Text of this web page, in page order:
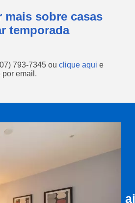
mais sobre casas
temporada
793-7345 ou clique aqui e
por email.